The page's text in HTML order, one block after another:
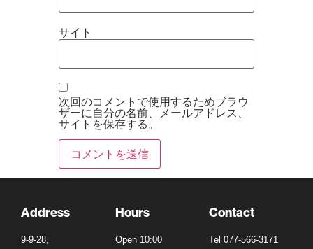
サイト
次回のコメントで使用するためブラウ
ザーに自分の名前、メールアドレス、
サイトを保存する。
Address
9-9-28,
Hours
Open 10:00
Contact
Tel 077-566-3171